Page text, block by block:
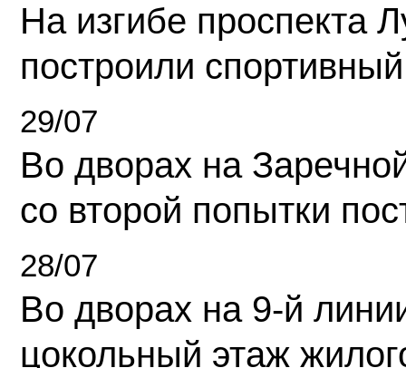
На изгибе проспекта
построили
29/07
Во дворах на
со второй попытки
28/07
Во дворах на 9-й
цокольный этаж